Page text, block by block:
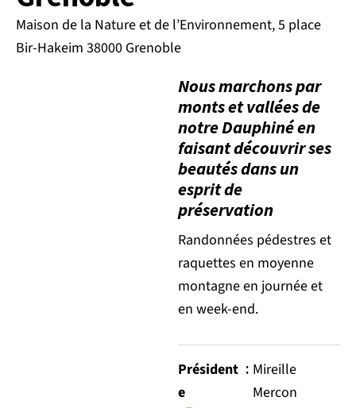
Maison de la Nature et de l’Environnement, 5 place
Bir-Hakeim 38000 Grenoble
Nous marchons par
monts et vallées de
notre Dauphiné en
faisant découvrir ses
beautés dans un
esprit de
préservation
Randonnées pédestres et
raquettes en moyenne
montagne en journée et
en week-end.
Président
e
: Mireille
Mercon